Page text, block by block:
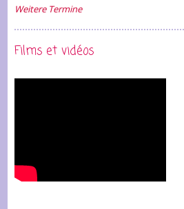
Weitere Termine
Films et vidéos